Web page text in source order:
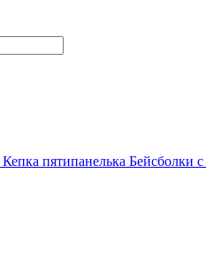
Кепка пятипанелька Бейсболки с